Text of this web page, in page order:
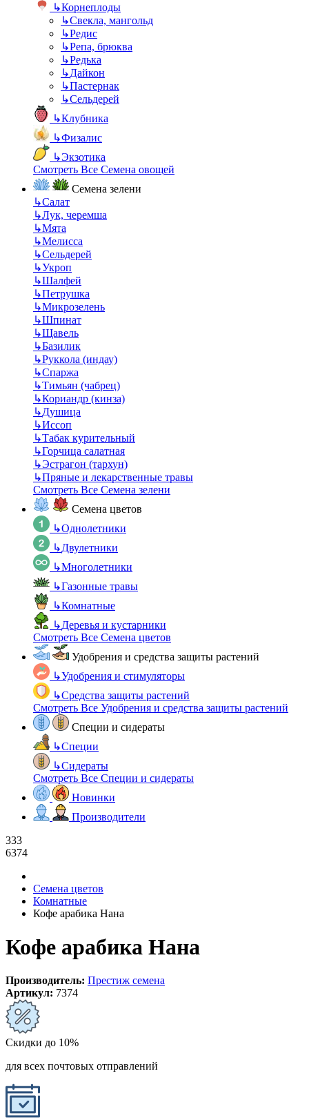
↳Корнеплоды
↳Свекла, мангольд
↳Редис
↳Репа, брюква
↳Редька
↳Дайкон
↳Пастернак
↳Сельдерей
↳Клубника
↳Физалис
↳Экзотика
Смотреть Все Семена овощей
Семена зелени
↳Салат
↳Лук, черемша
↳Мята
↳Мелисса
↳Сельдерей
↳Укроп
↳Шалфей
↳Петрушка
↳Микрозелень
↳Шпинат
↳Щавель
↳Базилик
↳Руккола (индау)
↳Спаржа
↳Тимьян (чабрец)
↳Кориандр (кинза)
↳Душица
↳Иссоп
↳Табак курительный
↳Горчица салатная
↳Эстрагон (тархун)
↳Пряные и лекарственные травы
Смотреть Все Семена зелени
Семена цветов
↳Однолетники
↳Двулетники
↳Многолетники
↳Газонные травы
↳Комнатные
↳Деревья и кустарники
Смотреть Все Семена цветов
Удобрения и средства защиты растений
↳Удобрения и стимуляторы
↳Средства защиты растений
Смотреть Все Удобрения и средства защиты растений
Специи и сидераты
↳Специи
↳Сидераты
Смотреть Все Специи и сидераты
Новинки
Производители
333
6374
Семена цветов
Комнатные
Кофе арабика Нана
Кофе арабика Нана
Производитель: Престиж семена
Артикул: 7374
Скидки до 10%
для всех почтовых отправлений